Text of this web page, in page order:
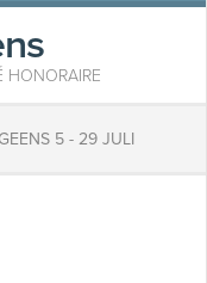
HONORAIRE
5 - 29 JULI